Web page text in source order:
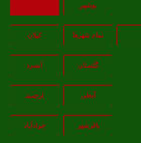
بوشهر
تمام شهر‌ها کیلان
گلستان آبسرد
آبعلی ارجمند
باقرشهر جوادآباد